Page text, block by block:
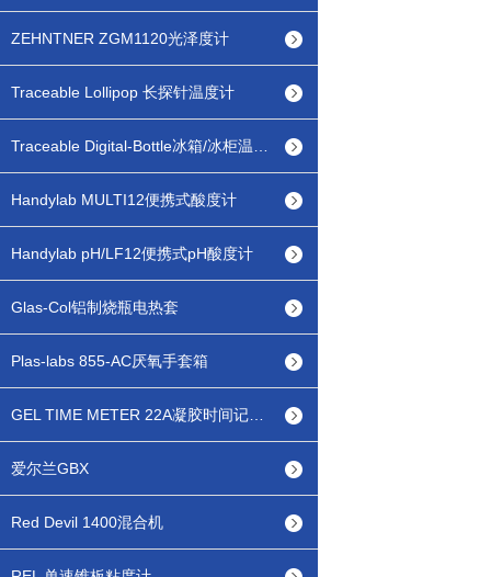
ZEHNTNER ZGM1120光泽度计
Traceable Lollipop 长探针温度计
Handylab MULTI12便携式酸度计
Handylab pH/LF12便携式pH酸度计
Glas-Col铝制烧瓶电热套
Plas-labs 855-AC厌氧手套箱
爱尔兰GBX
Red Devil 1400混合机